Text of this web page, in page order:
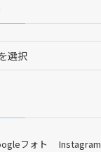
フォト Instagram